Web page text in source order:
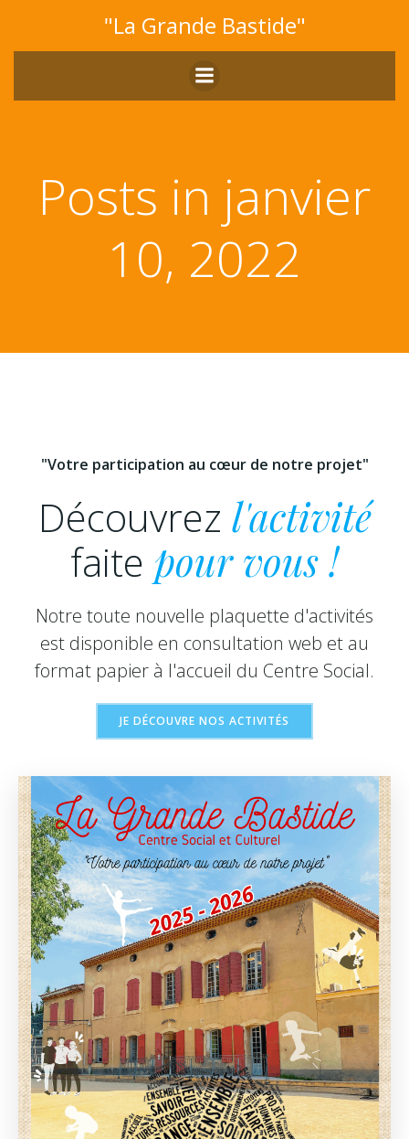
au
contenu
"La Grande Bastide"
Posts in janvier
10, 2022
"Votre participation au cœur de notre projet"
Découvrez l'activité
faite pour vous !
Notre toute nouvelle plaquette d'activités
est disponible en consultation web et au
format papier à l'accueil du Centre Social.
JE DÉCOUVRE NOS ACTIVITÉS